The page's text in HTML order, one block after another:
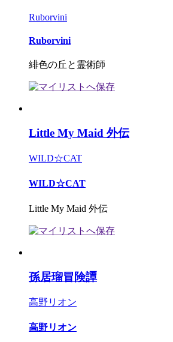
Ruborvini
Ruborvini
緋色の丘と霊術師
Little My Maid 外伝
WILD☆CAT
WILD☆CAT
Little My Maid 外伝
孫居瑠冒険譚
高野リオン
高野リオン